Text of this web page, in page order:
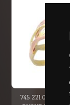
745 221 001